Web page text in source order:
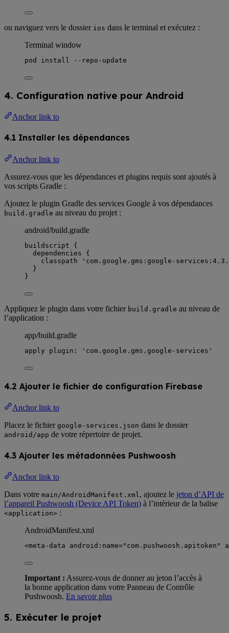
ou naviguez vers le dossier ios dans le terminal et exécutez :
Terminal window
pod install --repo-update
4. Configuration native pour Android
Anchor link to
4.1 Installer les dépendances
Anchor link to
Assurez-vous que les dépendances et plugins requis sont ajoutés à
vos scripts Gradle :
Ajoutez le plugin Gradle des services Google à vos dépendances
build.gradle au niveau du projet :
android/build.gradle
buildscript {
dependencies {
classpath
' com.google.gms:google-
}
}
Appliquez le plugin dans votre fichier build.gradle au niveau de
l’application :
app/build.gradle
apply plugin : ' com.google.gms.google-services '
4.2 Ajouter le fichier de configuration Firebase
Anchor link to
Placez le fichier google-services.json dans le dossier
android/app de votre répertoire de projet.
4.3 Ajouter les métadonnées Pushwoosh
Anchor link to
Dans votre main/AndroidManifest.xml , ajoutez le jeton d’API de
l’appareil Pushwoosh (Device API Token) à l’intérieur de la balise
<application> :
AndroidManifest.xml
<meta-data android:name=" com.pushwoosh.apitoken "
Important : Assurez-vous de donner au jeton l’accès à
la bonne application dans votre Panneau de Contrôle
Pushwoosh. En savoir plus
5. Exécuter le projet